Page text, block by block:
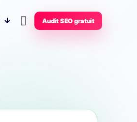
Audit SEO gratuit